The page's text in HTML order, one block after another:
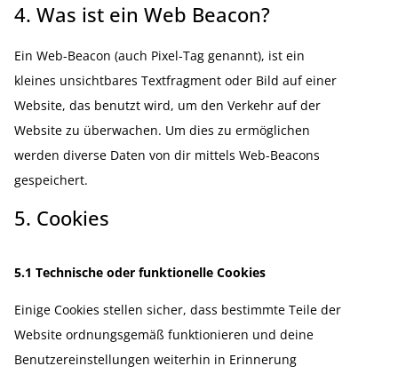
4. Was ist ein Web Beacon?
Ein Web-Beacon (auch Pixel-Tag genannt), ist ein
kleines unsicht­bares Textfragment oder Bild auf einer
Website, das benutzt wird, um den Verkehr auf der
Website zu überwachen. Um dies zu ermög­lichen
werden diverse Daten von dir mittels Web-Beacons
gespei­chert.
5. Cookies
5.1 Technische oder funktio­nelle Cookies
Einige Cookies stellen sicher, dass bestimmte Teile der
Website ordnungs­gemäß funktio­nieren und deine
Benut­zer­ein­stel­lungen weiterhin in Erinnerung